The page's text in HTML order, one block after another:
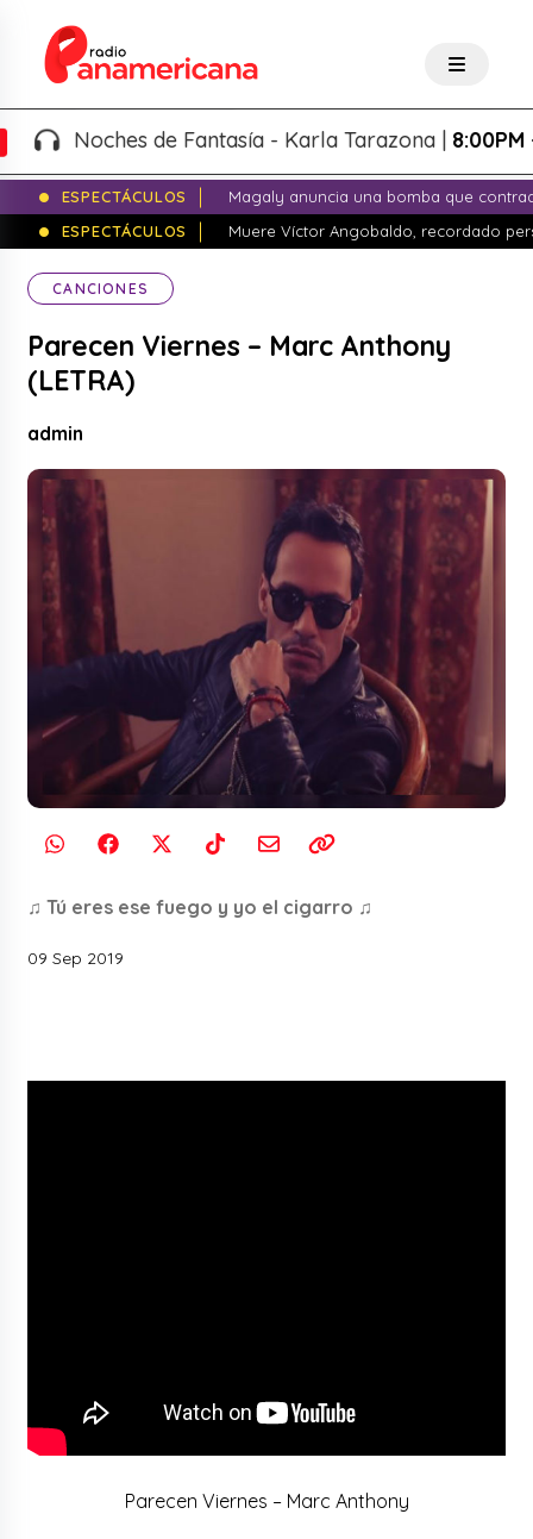
Noches de Fantasía - Karla Tarazona |8:00PM -
ESPECTÁCULOS
Magaly anuncia una bomba que
ESPECTÁCULOS
Muere Víctor Angobaldo, recordado
CANCIONES
Parecen Viernes – Marc Anthony
(LETRA)
admin
♫ Tú eres ese fuego y yo el cigarro ♫
09 Sep 2019
Parecen Viernes – Marc Anthony